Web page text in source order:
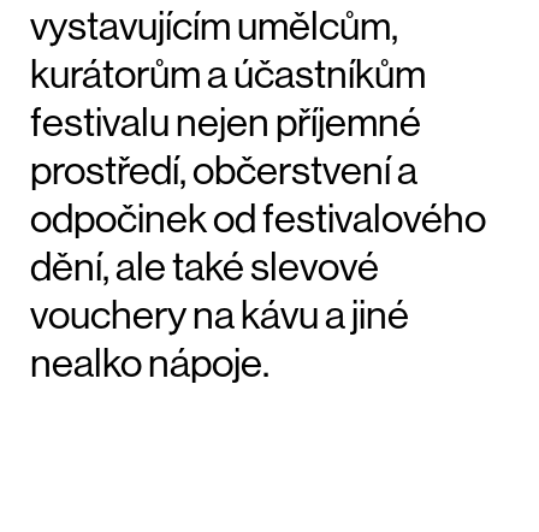
vystavujícím umělcům,
kurátorům a účastníkům
festivalu nejen příjemné
prostředí, občerstvení a
odpočinek od festivalového
dění, ale také slevové
vouchery na kávu a jiné
nealko nápoje.